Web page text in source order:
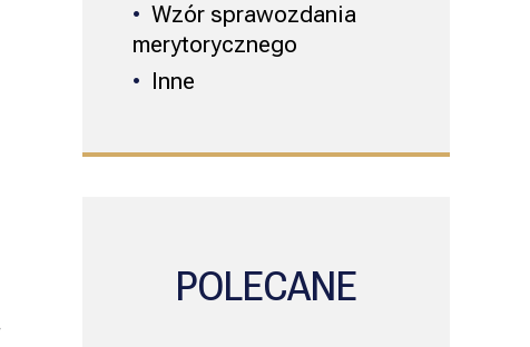
Wzór sprawozdania
merytorycznego
Inne
POLECANE